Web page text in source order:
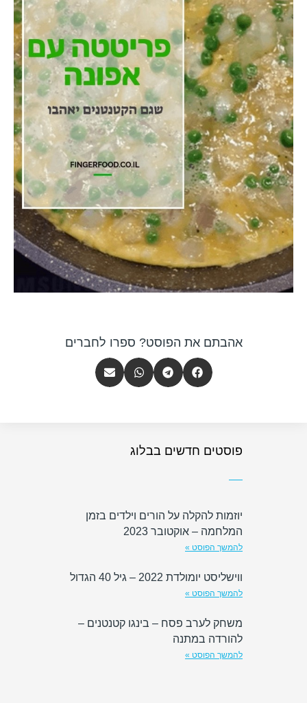
אהבתם את הפוסט? ספרו לחברים
פוסטים חדשים בבלוג
יוזמות להקלה על הורים וילדים בזמן
המלחמה – אוקטובר 2023
להמשך הפוסט »
ווישליסט יומולדת 2022 – גיל 40 הגדול
להמשך הפוסט »
משחק לערב פסח – בינגו קטנטנים –
להורדה במתנה
להמשך הפוסט »